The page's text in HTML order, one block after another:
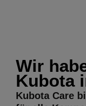
Wir
Kubota
Kubota Care